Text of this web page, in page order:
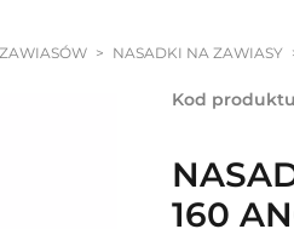
> NASADKI NA ZAWIASY
Kod
160